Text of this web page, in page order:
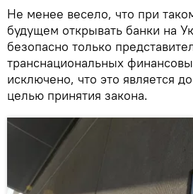
Не менее весело, что при
будущем открывать банки на
безопасно только
транснациональных
исключено, что это является
целью принятия закона.